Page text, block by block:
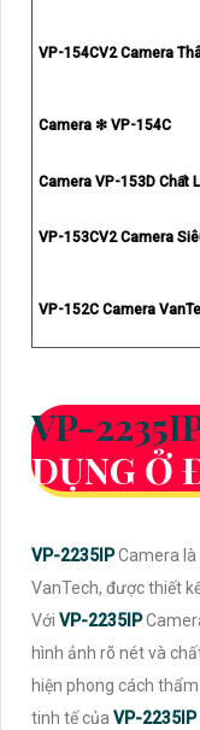
VP-154CV2 Camera
Camera ❇ VP-154C
Camera VP-153D Chất
VP-153CV2 Camera
VP-152C Camera
VP-
DỤNG Ở
VP-2235IPCamera
VanTech, được thiết
Với VP-2235IP
hình ảnh rõ nét và
hiện phong cách
tinh tế của VP-2235IP